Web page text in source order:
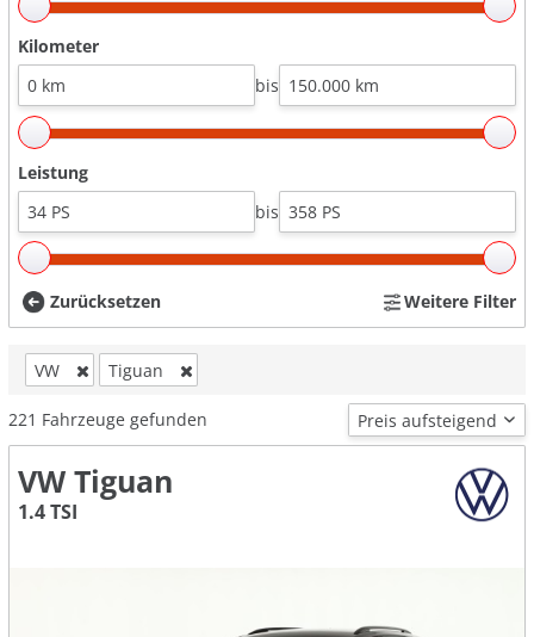
Kilometer
bis
Leistung
bis
Zurücksetzen Weitere Filter
VW Tiguan
221 Fahrzeuge gefunden
VW Tiguan
1.4 TSI